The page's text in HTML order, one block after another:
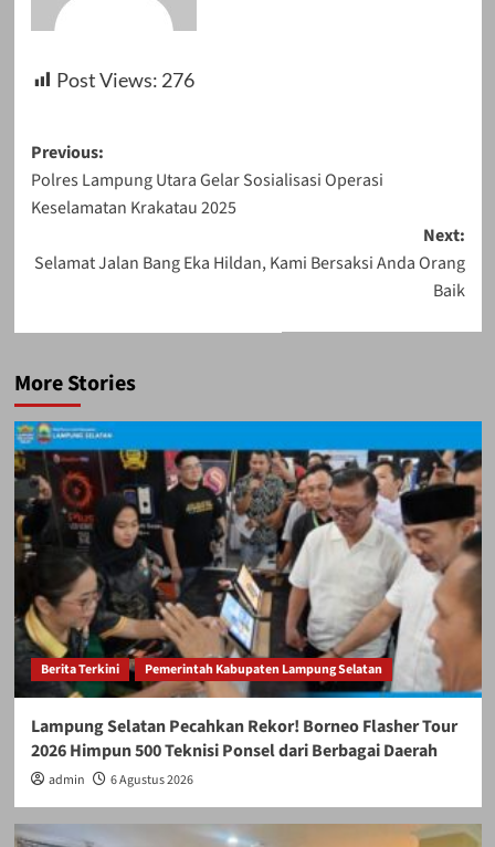
Post Views: 276
Post
navigation
Previous:
Polres Lampung Utara Gelar Sosialisasi Operasi
Keselamatan Krakatau 2025
Next:
Selamat Jalan Bang Eka Hildan, Kami Bersaksi Anda Orang
Baik
More Stories
Berita Terkini Pemerintah Kabupaten Lampung Selatan
Lampung Selatan Pecahkan Rekor! Borneo Flasher Tour
2026 Himpun 500 Teknisi Ponsel dari Berbagai Daerah
admin 6 Agustus 2026